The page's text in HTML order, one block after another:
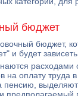
бюджет
бюджет,
и будет
оплату труда